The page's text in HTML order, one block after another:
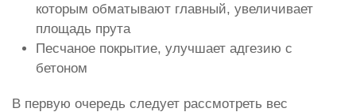
которым обматывают главный, увеличивает
площадь прута
Песчаное покрытие, улучшает адгезию с
бетоном
В первую очередь следует рассмотреть вес